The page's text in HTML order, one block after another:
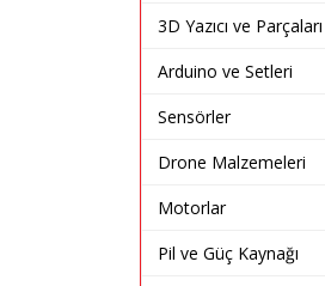
3D Yazıcı ve Parçaları
Arduino ve Setleri
Sensörler
Drone Malzemeleri
Motorlar
Pil ve Güç Kaynağı